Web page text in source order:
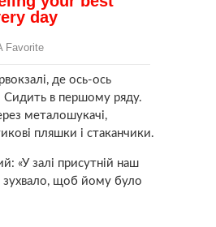
де ось-ось
Сидить в першому ряду.
металошукачі,
пляшки і стаканчики.
«У залі присутній наш
зухвало, щоб йому було